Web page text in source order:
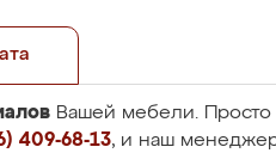
Вашей мебели.
409-68-13, и наш менеджер